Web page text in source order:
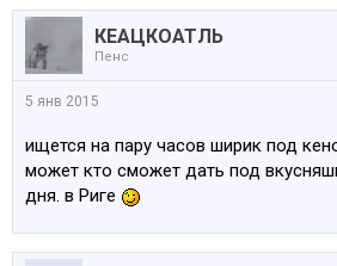
КЕАЦКОАТЛЬ
Пенс
5 янв 2015
ищется на пару часов ширик под
может кто сможет дать под
дня. в Риге